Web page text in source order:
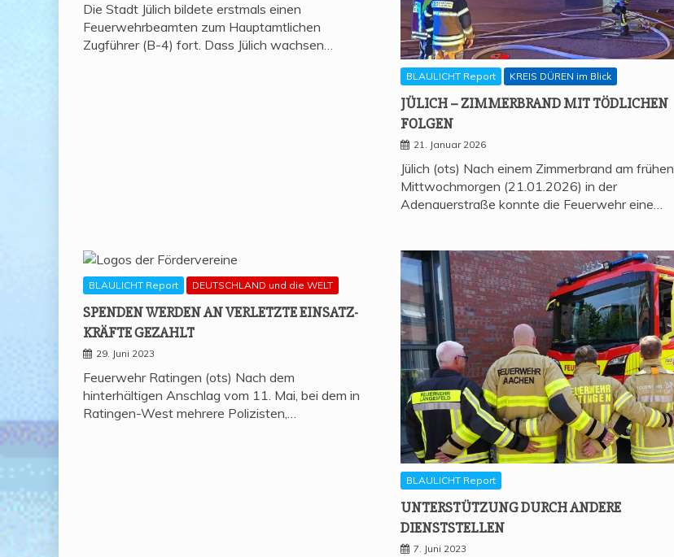
Die Stadt Jülich bildete erstmals einen
Feuerwehrbeamten zum Hauptamtlichen
Zugführer (B-4) fort. Dass Jülich wachsen…
BLAULICHT Report KREIS DÜREN im Blick
JÜLICH – ZIM­MER­BRAND MIT TÖD­LI­CHEN
FOLGEN
21. Januar 2026
Jülich (ots) Nach einem Zimmerbrand am frühen
Mittwochmorgen (21.01.2026) in der
Adenauerstraße konnte die Feuerwehr eine…
BLAULICHT Report DEUTSCHLAND und die WELT
SPEN­DEN WER­DEN AN VER­LETZ­TE EIN­SATZ­
KRÄF­TE GEZAHLT
29. Juni 2023
Feuerwehr Ratingen (ots) Nach dem
hinterhältigen Anschlag vom 11. Mai, bei dem in
Ratingen-West mehrere Polizisten,…
BLAULICHT Report
UNTER­STÜT­ZUNG DURCH ANDE­RE
DIENSTSTELLEN
7. Juni 2023